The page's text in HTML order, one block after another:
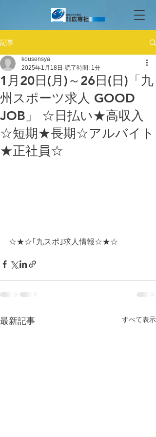
記事
1月20日(月)～26日(日)「九
州スポーツ求人 GOOD
JOB」 ☆日払い★高収入
☆短期★長期☆アルバイト
★正社員☆
kousensya
2025年1月18日 読了時間: 1分
☆★☆｢九スポ｣求人情報☆★☆
最新記事 すべて表示